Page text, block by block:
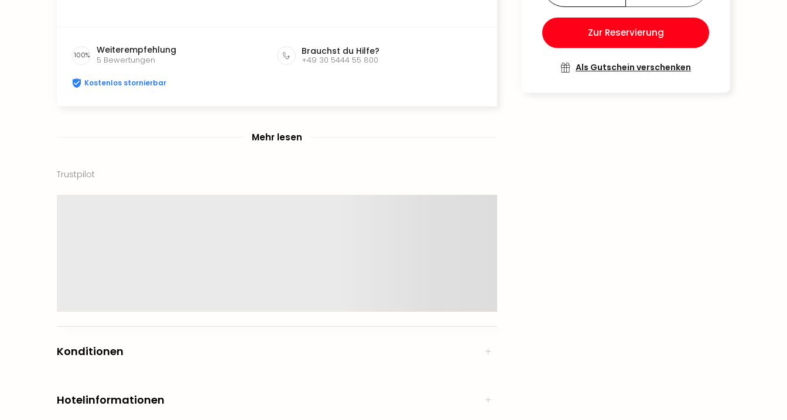
Zur Reservierung
Als Gutschein verschenken
100% Weiterempfehlung
5 Bewertungen
Brauchst du Hilfe?
+49 30 5444 55 800
Kostenlos stornierbar
Mehr lesen
Trustpilot
Konditionen
Hotelinformationen